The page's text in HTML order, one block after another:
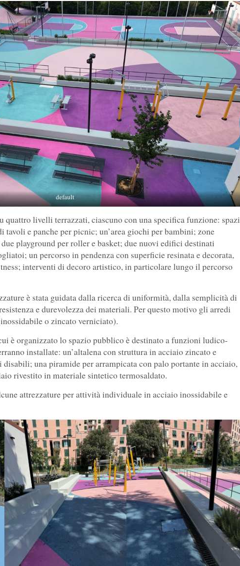
default
quattro livelli terrazzati, ciascuno con una specifica funzione: spazi
e panche per picnic; un’area giochi per bambini; zone
playground per roller e basket; due nuovi edifici destinati
un percorso in pendenza con superficie resinata e decorata,
interventi di decoro artistico, in particolare lungo il percorso
è stata guidata dalla ricerca di uniformità, dalla semplicità di
e durevolezza dei materiali. Per questo motivo gli arredi
o zincato verniciato).
è organizzato lo spazio pubblico è destinato a funzioni ludico-
installate: un’altalena con struttura in acciaio zincato e
una piramide per arrampicata con palo portante in acciaio,
rivestito in materiale sintetico termosaldato.
attrezzature per attività individuale in acciaio inossidabile e